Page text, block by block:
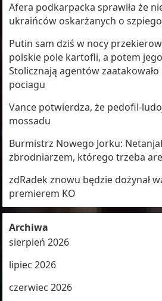
Afera podkarpacka sprawiła że
ukraińców oskarżanych o
Putin sam dziś w nocy
polskie pole kartofli, a potem
Stolicznają agentów
pociagu
Vance potwierdza, że pedofil-
mossadu
Burmistrz Nowego Jorku:
zbrodniarzem, którego trzeba
zdRadek znowu będzie dożynał
premierem KO
Archiwa
sierpień 2026
lipiec 2026
czerwiec 2026